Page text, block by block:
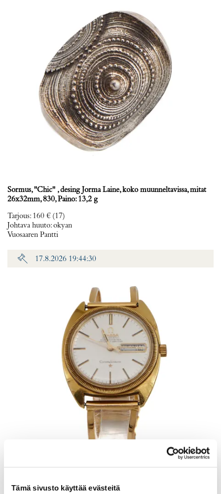
Tämä sivusto käyttää evästeitä
Sormus, ''Chic'' , desing Jorma Laine, koko muunneltavissa, mitat
26x32mm, 830, Paino: 13,2 g
Tarjous: 160 € (17)
Johtava huuto:okyan
Vuosaaren Pantti
17.8.2026 19:44:30